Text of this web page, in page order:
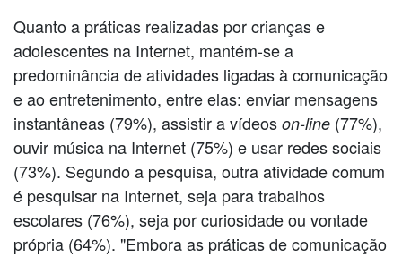
Quanto a práticas realizadas por crianças e
adolescentes na Internet, mantém-se a
predominância de atividades ligadas à comunicação
e ao entretenimento, entre elas: enviar mensagens
instantâneas (79%), assistir a vídeos on-line (77%),
ouvir música na Internet (75%) e usar redes sociais
(73%). Segundo a pesquisa, outra atividade comum
é pesquisar na Internet, seja para trabalhos
escolares (76%), seja por curiosidade ou vontade
própria (64%). "Embora as práticas de comunicação